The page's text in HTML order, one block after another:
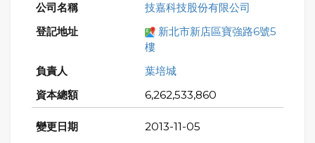
技嘉科技股份有限公司
新北市新店區寶強路6號5
樓
葉培城
6,262,533,860
2013-11-05